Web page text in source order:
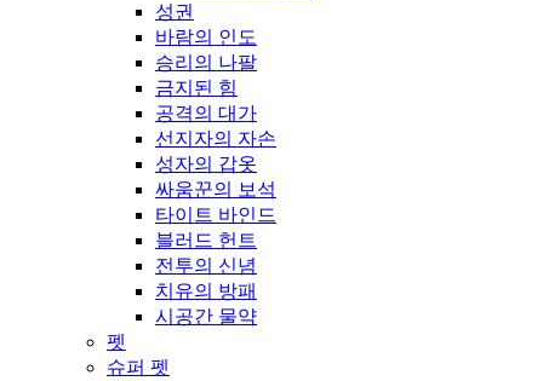
성권
바람의 인도
승리의 나팔
금지된 힘
공격의 대가
선지자의 자손
성자의 갑옷
싸움꾼의 보석
타이트 바인드
블러드 헌트
전투의 신념
치유의 방패
시공간 물약
펫
슈퍼 펫